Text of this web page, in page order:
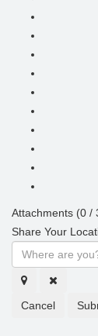
Attachments (0 /
Share Your
Cancel